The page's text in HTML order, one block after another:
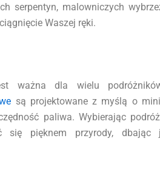
serpentyn, malowniczych
Waszej ręki.
ważna dla wielu
są projektowane z myślą o
paliwa. Wybierając
się pięknem przyrody, dbając